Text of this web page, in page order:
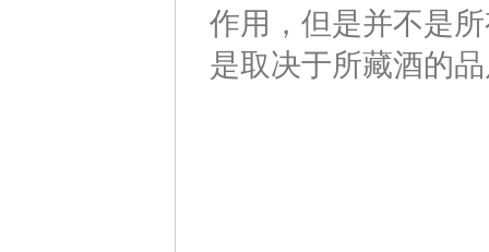
作用，但是并不是
是取决于所藏酒的